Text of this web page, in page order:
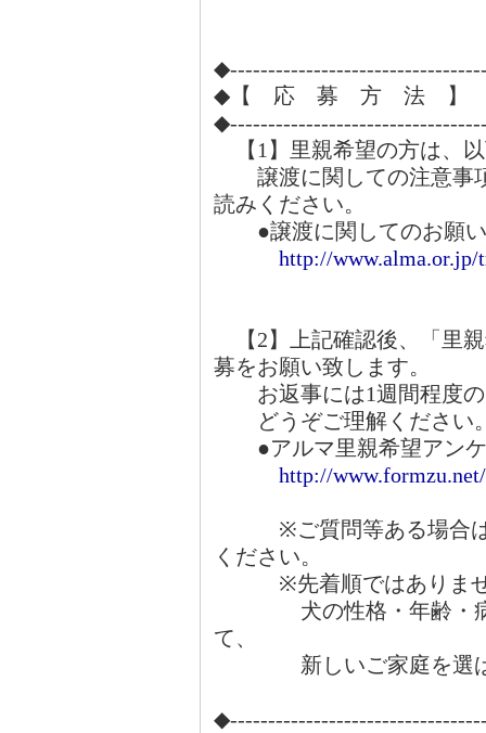
◆【 応 募 方 法 】
【1】里親希望の方は、
譲渡に関しての注意事
読みください。
●譲渡に関してのお願い
http://
【2】上記確認後、「里
募をお願い致します。
お返事には1週間程度の
どうぞご理解ください
●アルマ里親希望アンケ
http://
※ご質問等ある場合は
ください。
※先着順ではありま
犬の性格・年齢・病気
て、
新しいご家庭を選ば